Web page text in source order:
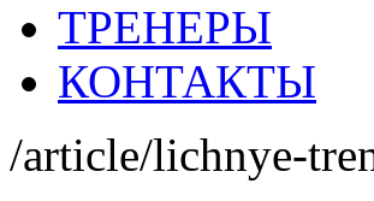
ТРЕНЕРЫ
КОНТАКТЫ
/article/lichnye-